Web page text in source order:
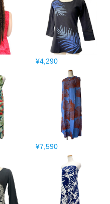
¥4,290
¥7,590